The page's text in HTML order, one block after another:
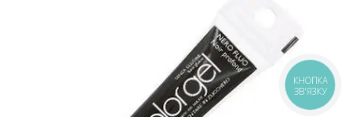
КНОПКА
ЗВ'ЯЗКУ